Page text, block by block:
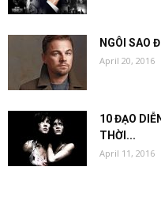
NGÔI SAO
April 20, 2016
10 ĐẠO
THỜI...
April 11, 2016